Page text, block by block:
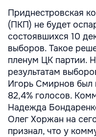
Приднестровская
(ПКП) не будет
состоявшихся 10
выборов. Такое
пленум ЦК партии.
результатам
Игорь Смирнов был
82,4% голосов.
Надежда
Олег Хоржан на
признал, что у